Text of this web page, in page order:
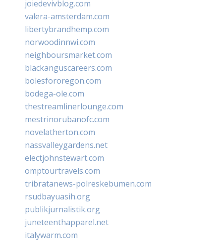
joiedevivblog.com
valera-amsterdam.com
libertybrandhemp.com
norwoodinnwi.com
neighboursmarket.com
blackanguscareers.com
bolesfororegon.com
bodega-ole.com
thestreamlinerlounge.com
mestrinorubanofc.com
novelatherton.com
nassvalleygardens.net
electjohnstewart.com
omptourtravels.com
tribratanews-polreskebumen.com
rsudbayuasih.org
publikjurnalistik.org
juneteenthapparel.net
italywarm.com